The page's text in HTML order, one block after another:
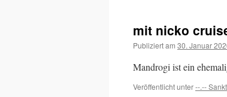
mit nicko
Publiziert am 30. Januar
Mandrogi ist ein
Veröffentlicht unter--.--